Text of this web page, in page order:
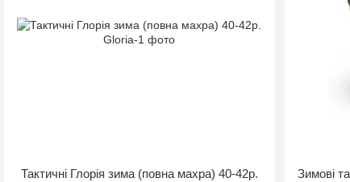
Тактичні Глорія зима (повна махра) 40-42р.